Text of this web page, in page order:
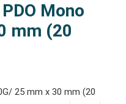
Mono
mm (20